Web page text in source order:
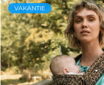
VAKANTIE